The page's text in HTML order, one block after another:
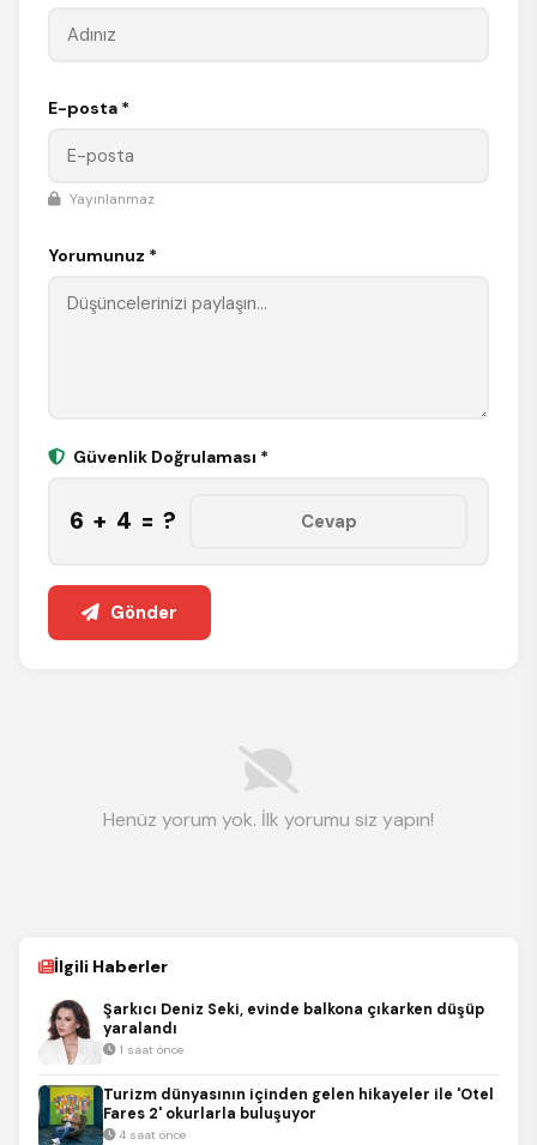
E-posta *
Yayınlanmaz
Yorumunuz *
Güvenlik Doğrulaması *
6 + 4 = ?
Gönder
Henüz yorum yok. İlk yorumu siz yapın!
İlgili Haberler
Şarkıcı Deniz Seki, evinde balkona çıkarken düşüp
yaralandı
1 saat önce
Turizm dünyasının içinden gelen hikayeler ile 'Otel
Fares 2' okurlarla buluşuyor
4 saat önce